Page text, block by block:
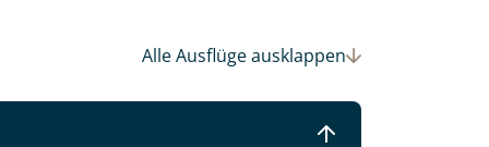
Alle Ausflügeausklappen